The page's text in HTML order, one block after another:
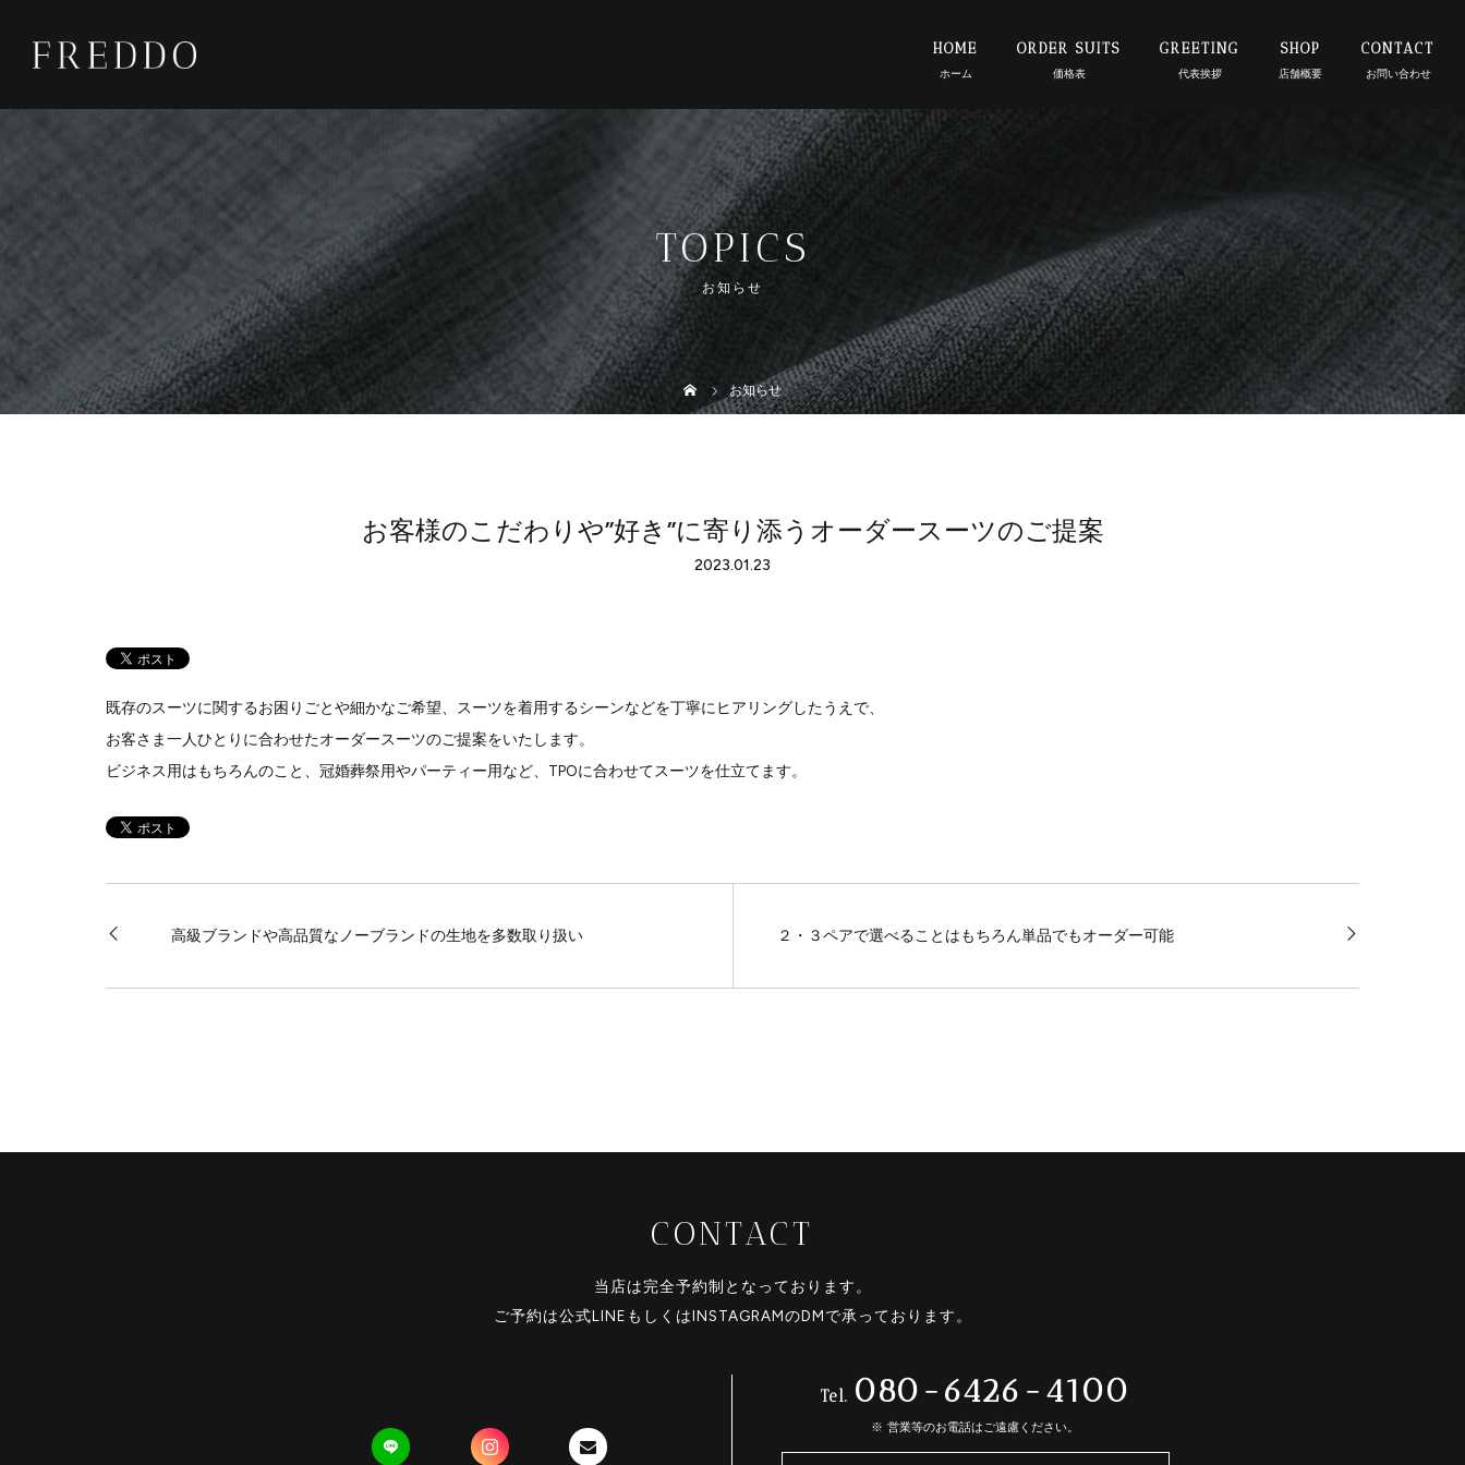
HOME ORDER SUITS GREETING SHOP CONTACT
TOPICS
お知らせ
お知らせ
お客様のこだわりや”好き”に寄り添うオーダースーツのご提案
2023.01.23
既存のスーツに関するお困りごとや細かなご希望、スーツを着用するシーンなどを丁寧にヒアリングしたうえで、
お客さま一人ひとりに合わせたオーダースーツのご提案をいたします。
ビジネス用はもちろんのこと、冠婚葬祭用やパーティー用など、TPOに合わせてスーツを仕立てます。
高級ブランドや高品質なノーブランドの生地を多数取り扱い ２・３ペアで選べることはもちろん単品でもオーダー可能
CONTACT
当店は完全予約制となっております。
ご予約は公式LINEもしくはINSTAGRAMのDMで承っております。
Tel. 080-6426-4100
営業等のお電話はご遠慮ください。